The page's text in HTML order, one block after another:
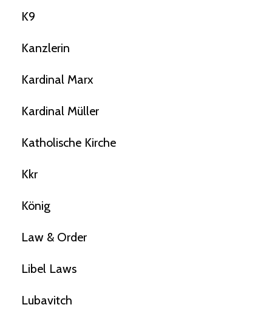
K9
Kanzlerin
Kardinal Marx
Kardinal Müller
Katholische Kirche
Kkr
König
Law & Order
Libel Laws
Lubavitch